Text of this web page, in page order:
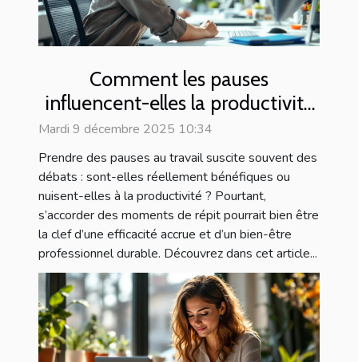
Comment les pauses
influencent-elles la productivité
au travail ?
Mardi 9 décembre 2025 10:34
Prendre des pauses au travail suscite souvent des
débats : sont-elles réellement bénéfiques ou
nuisent-elles à la productivité ? Pourtant,
s’accorder des moments de répit pourrait bien être
la clef d’une efficacité accrue et d’un bien-être
professionnel durable. Découvrez dans cet article...